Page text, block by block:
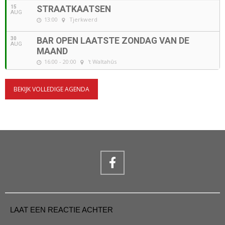
15
AUG STRAATKAATSEN
13:00 Tjerkwerd
30
AUG
BAR OPEN LAATSTE ZONDAG VAN DE
MAAND
16:00 - 20:00 't Waltahûs
BEKIJK VOLLEDIGE AGENDA
LAAT EEN REACTIE ACHTER